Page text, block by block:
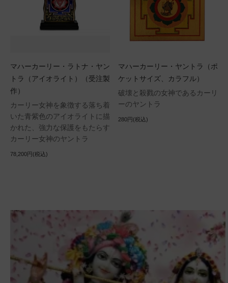
マハーカーリー・ラトナ・ヤン
トラ（アイオライト）（受注製
作）
カーリー女神を象徴する落ち着
いた青紫色のアイオライトに描
かれた、強力な保護をもたらす
カーリー女神のヤントラ
78,200円(税込)
マハーカーリー・ヤントラ（ポ
ケットサイズ、カラフル）
破壊と殺戮の女神であるカーリ
ーのヤントラ
280円(税込)